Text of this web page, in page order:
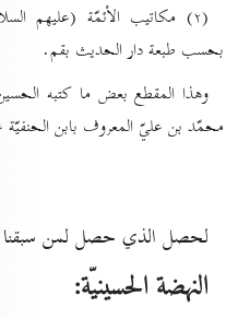
بحسب طبعة دار الحديث بقم.
وهذا المقطع بعض ما كتبه
محمّد بن عليّ المعروف بابن الحنفيّة
لحصل الذي حصل لمن سبقنا
النهضة الحسينيّة: